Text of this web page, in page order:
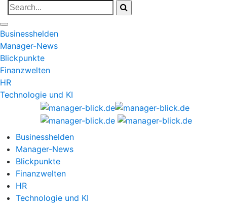
Businesshelden
Manager-News
Blickpunkte
Finanzwelten
HR
Technologie und KI
Businesshelden
Manager-News
Blickpunkte
Finanzwelten
HR
Technologie und KI